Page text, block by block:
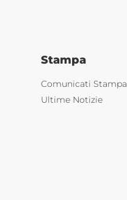
Stampa
Comunicati Stampa
Ultime Notizie